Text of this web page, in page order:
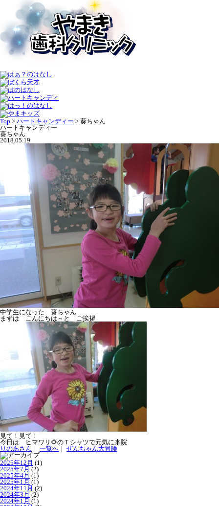
Top > ハートキャンディー > 葵ちゃん
ハートキャンディー
葵ちゃん
2018.05.19
中学生になった 葵ちゃん
まずは こんにちは～と ご挨拶
見て！見て！
今日は ヒマワリ🌻のＴシャツで元気に来院
りのあさん ｜ 一覧へ ｜ ぜんちゃん大冒険
2025年12月 (1)
2025年7月 (2)
2025年4月 (1)
2025年1月 (1)
2024年11月 (2)
2024年3月 (2)
2024年1月 (1)